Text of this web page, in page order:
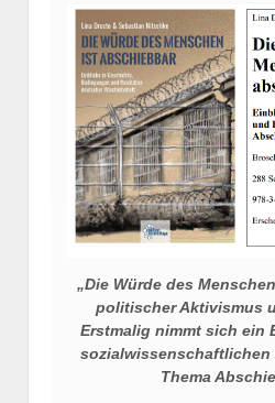
„Die Würde des
politischer Aktivismus
Erstmalig nimmt sich ein
sozialwissenschaftlichen
Thema